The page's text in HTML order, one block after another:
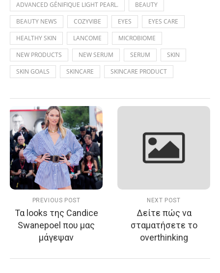
ADVANCED GÉNIFIQUE LIGHT PEARL.
BEAUTY
BEAUTY NEWS
COZYVIBE EYES
EYES CARE
HEALTHY SKIN
LANCOME
MICROBIOME
NEW PRODUCTS
NEW SERUM SERUM
SKIN
SKIN GOALS
SKINCARE SKINCARE PRODUCT
PREVIOUS POST
Τα looks της Candice
Swanepoel που μας
μάγεψαν
NEXT POST
Δείτε πώς να
σταματήσετε το
overthinking